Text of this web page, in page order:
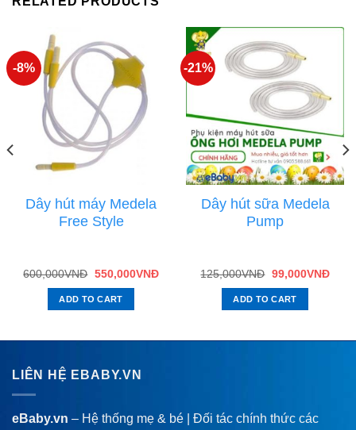
-8%
Dây hút máy Medela
Free Style
600,000VNĐ 550,000VNĐ
ADD TO CART
-21%
Dây hút sữa Medela
Pump
125,000VNĐ 99,000VNĐ
ADD TO CART
LIÊN HỆ EBABY.VN
eBaby.vn – Hệ thống mẹ & bé | Đối tác chính thức các